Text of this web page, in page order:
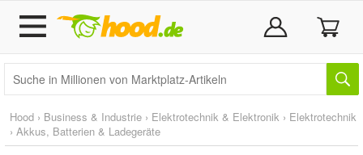
Hood › Business & Industrie › Elektrotechnik & Elektronik › Elektrotechnik
› Akkus, Batterien & Ladegeräte